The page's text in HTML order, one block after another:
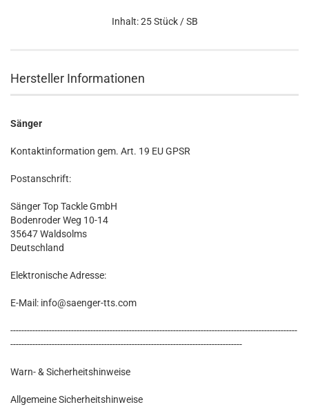
Inhalt: 25 Stück / SB
Hersteller Informationen
Sänger
Kontaktinformation gem. Art. 19 EU GPSR
Postanschrift:
Sänger Top Tackle GmbH
Bodenroder Weg 10-14
35647 Waldsolms
Deutschland
Elektronische Adresse:
E-Mail: info@saenger-tts.com
--------------------------------------------------------------------------------------------------------
------------------------------------------------------------------------------------
Warn- & Sicherheitshinweise
Allgemeine Sicherheitshinweise